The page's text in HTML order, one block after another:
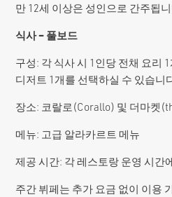
만 12세 이상은 성인으로 간주됩
식사 – 풀보드
구성: 각 식사 시 1인당 전채 요리
디저트 1개를 선택하실 수 있습니
장소: 코랄로(Corallo) 및 더마켓
메뉴: 고급 알라카르트 메뉴
제공 시간: 각 레스토랑 운영 시간
주간 뷔페는 추가 요금 없이 이용